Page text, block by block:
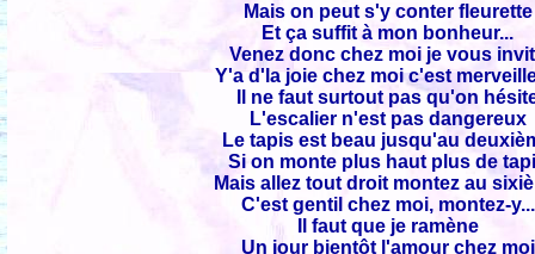
Mais on peut s'y conter fleurette
Et ça suffit à mon bonheur...
Venez donc chez moi je vous
Y'a d'la joie chez moi c'est
Il ne faut surtout pas qu'on
L'escalier n'est pas dangereux
Le tapis est beau jusqu'au
Si on monte plus haut plus de
Mais allez tout droit montez au
C'est gentil chez moi, montez-y...
Il faut que je ramène
Un jour bientôt l'amour chez moi